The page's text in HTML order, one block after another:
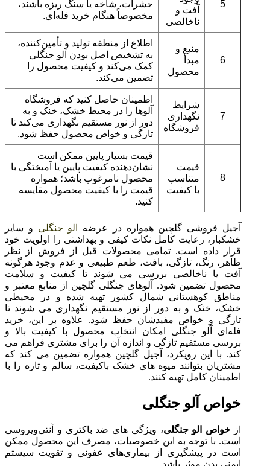
5
آفت و
ناخالصی
حشرات، شاخه یا سنگ ریزه باشند،
مخصوصاً هنگام خرید فله‌ای.
6
منبع و
مبدأ
محصول
اطلاع از منطقه تولید و تأمین‌کننده،
به تشخیص اصل بودن آلو جنگلی
کمک می‌کند و کیفیت محصول را
تضمین می‌کند.
7
شرایط
نگهداری
فروشگاه
اطمینان حاصل کنید که فروشگاه
آلوها را در محیط خشک، خنک و به
دور از نور مستقیم نگهداری می‌کند تا
تازگی و خواص محصول حفظ شود.
8
قیمت
متناسب
با کیفیت
قیمت بسیار پایین ممکن است
نشان‌دهنده کیفیت پایین یا آمیختگی با
محصول نامرغوب باشد؛ همواره
قیمت را با کیفیت محصول مقایسه
کنید.
آجیل فروشی گلچین همواره در عرضه الو جنگلی و سایر
خشکبار، رعایت کامل نکات کیفی و بهداشتی را اولویت خود
قرار داده است. تمامی محصولات قبل از فروش از نظر
ظاهر، رنگ، تازگی، بافت، طعم طبیعی و عدم وجود هرگونه
آفت یا ناخالصی بررسی می‌ شوند تا کیفیت و سلامت
محصول تضمین شود. آلوهای جنگلی گلچین از منابع معتبر و
مناطق کوهستانی شمال کشور تهیه شده و در محیطی
خشک، خنک و به دور از نور مستقیم نگهداری می‌ شوند تا
تازگی و خواص مفیدشان حفظ شود. علاوه بر این، خرید
فله‌ای آلو جنگلی امکان انتخاب محصول با کیفیت بالا و
بررسی مستقیم تازگی و اندازه آن را برای مشتری فراهم می‌
کند. با این رویکرد، آجیل گلچین همواره تضمین می‌ کند که
مشتریان بتوانند میوه‌ های خشک باکیفیت، سالم و تازه را با
اطمینان کامل تهیه کنند.
خواص آلو جنگلی
از خواص الو جنگلی، ویژگی‌ های ضد باکتری و آنتی‌ویروسی
است. با توجه به این خصوصیات، مصرف این محصول ممکن
است در پیشگیری از بیماری‌های عفونی و تقویت سیستم
ایمنی بدن موثر باشد.